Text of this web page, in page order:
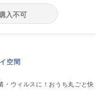
入不可
空間
・ウィルスに！おうち丸ごと快